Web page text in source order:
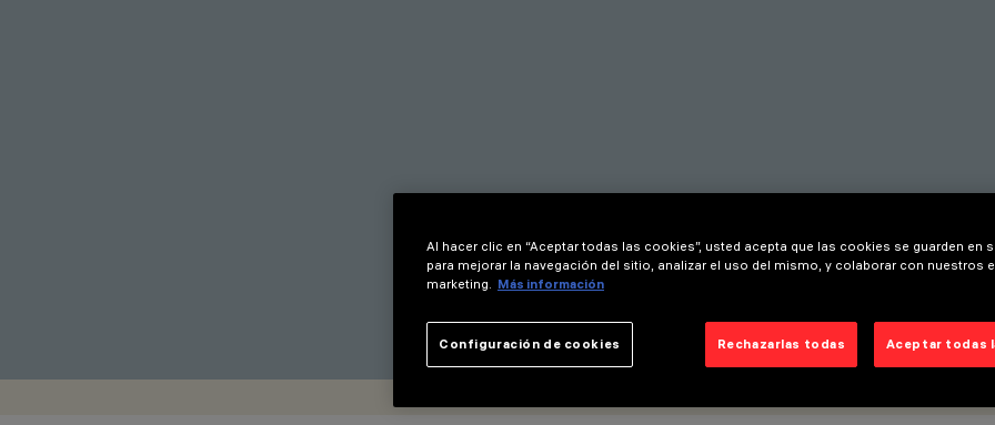
Al hacer clic en “Aceptar todas las cookies”, usted acepta que las cookies se guarden en
para mejorar la navegación del sitio, analizar el uso del mismo, y colaborar con nuestros
marketing. Más información
Rechazarlas todas Aceptar todas
Configuración de cookies